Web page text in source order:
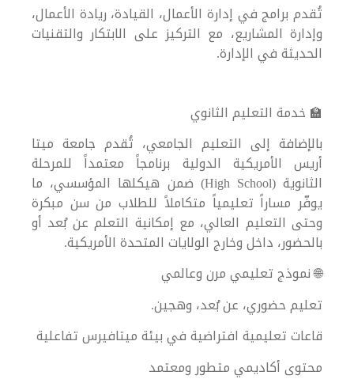
تُقدم برامج في إدارة الأعمال، القيادة، ريادة الأعمال،
وإدارة المشاريع، مع التركيز على الابتكار والتقنيات
الحديثة في الإدارة.
🏫 خدمة التعليم الثانوي
بالإضافة إلى التعليم الجامعي، تُقدم جامعة ميتا
أريس الأمريكية الدولية برنامجاً معتمداً للمرحلة
الثانوية (High School) ضمن هيكلها المؤسسي، ما
يوفّر مساراً تعليمياً متكاملاً للطلاب من سن مبكرة
وحتى التعليم العالي، مع إمكانية التعلم عن بُعد أو
بالحضور، داخل وخارج الولايات المتحدة الأمريكية.
🌐 نموذج تعليمي مرن وعالمي
تعليم حضوري، عن بُعد، وهجين.
قاعات تعليمية افتراضية في بيئة ميتافيرس تفاعلية
محتوى أكاديمي متطور ومعتمد